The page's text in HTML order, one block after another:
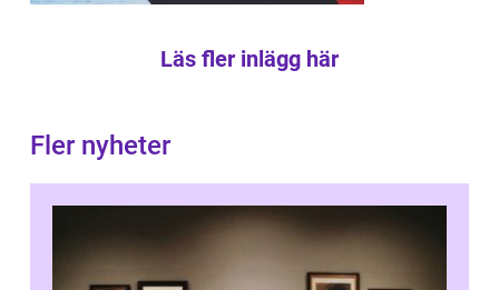
Läs fler inlägg här
Fler nyheter